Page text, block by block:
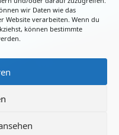
wir Daten wie das
Website verarbeiten. Wenn du
können bestimmte